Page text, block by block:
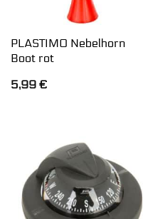
PLASTIMO Nebelhorn
Boot rot
5,99 €